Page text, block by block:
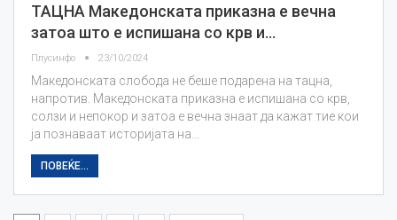
ТАЦНА Македонската приказна е вечна
затоа што е испишана со крв и…
Плусинфо 23/10/2024
Македонската слобода не беше подарена на тацна,
напротив. Македонската приказна е испишана со крв,
солзи и непокор и затоа е вечна знаат да кажат тие кои
ја познаваат историјата на…
ПОВЕЌЕ...